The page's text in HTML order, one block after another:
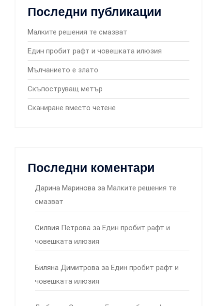
Последни публикации
Малките решения те смазват
Един пробит рафт и човешката илюзия
Мълчанието е злато
Скъпоструващ метър
Сканиране вместо четене
Последни коментари
Дарина Маринова за Малките решения те
смазват
Силвия Петрова за Един пробит рафт и
човешката илюзия
Биляна Димитрова за Един пробит рафт и
човешката илюзия